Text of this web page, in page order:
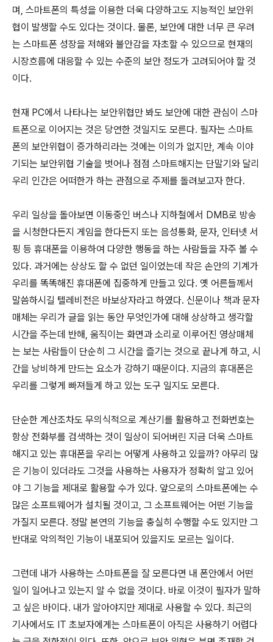
며, 스마트폰의 특성을 이용한 더욱 다양하고도 지능적인 보안위
협이 발생할 수도 있다는 것이다. 물론, 보안에 대한 너무 큰 우려
는 스마트폰 성장을 저해와 불안감을 자초할 수 있으므로 현재의
시장흐름에 대응할 수 있는 수준의 보안 정도가 고려되어야 할 것
이다.
현재 PC에서 나타나는 보안위협만 봐도 보안에 대한 관심이 스마
트폰으로 이어지는 것은 당연한 것일지도 모른다. 필자는 스마트
폰의 보안위협이 증가하리라는 것에는 이의가 없지만, 계속 이야
기되는 보안위협 기술을 벗어나 점점 스마트해지는 단말기와 달리
우리 인간은 어떠한가 하는 관점으로 주제를 돌려보고자 한다.
우리 일상을 돌아보면 이동중인 버스나 지하철에서 DMB로 방송
을 시청한다든지 게임을 한다든지 또는 음성통화, 문자, 인터넷 서
핑 등 휴대폰을 이용하여 다양한 행동을 하는 사람들을 자주 볼 수
있다. 과거에는 상상도 할 수 없던 일이었는데 작은 손안의 기계가
우리를 똑똑해진 휴대폰에 집중하게 만들고 있다. 옛 어른들께서
말씀하시길 텔레비전은 바보상자라고 하였다. 신문이나 책과 문자
매체는 우리가 글을 읽는 동안 무엇인가에 대해 상상하고 생각할
시간을 주는데 반해, 움직이는 화면과 소리로 이루어진 영상매체
는 보는 사람들이 단순히 그 시간을 즐기는 것으로 끝나게 하고, 시
간을 낭비하게 만드는 요소가 강하기 때문이다. 지금의 휴대폰은
우리를 그렇게 빠져들게 하고 있는 도구 일지도 모른다.
단순한 계산조차도 무의식적으로 계산기를 활용하고 전화번호는
항상 전화부를 검색하는 것이 일상이 되어버린 지금 더욱 스마트
해지고 있는 휴대폰을 우리는 어떻게 사용하고 있을까? 아무리 많
은 기능이 있더라도 그것을 사용하는 사용자가 정확히 알고 있어
야 그 기능을 제대로 활용할 수가 있다. 앞으로의 스마트폰에는 수
많은 소프트웨어가 설치될 것이고, 그 소프트웨어는 어떤 기능을
가질지 모른다. 정말 본연의 기능을 충실히 수행할 수도 있지만 그
반대로 악의적인 기능이 내포되어 있을지도 모르는 일이다.
그런데 내가 사용하는 스마트폰을 잘 모른다면 내 폰안에서 어떤
일이 일어나고 있는지 알 수 없을 것이다. 바로 이것이 필자가 말하
고 싶은 바이다. 내가 알아야지만 제대로 사용할 수 있다. 최근의
기사에서도 IT 초보자에게는 스마트폰이 아직은 사용하기 어렵다